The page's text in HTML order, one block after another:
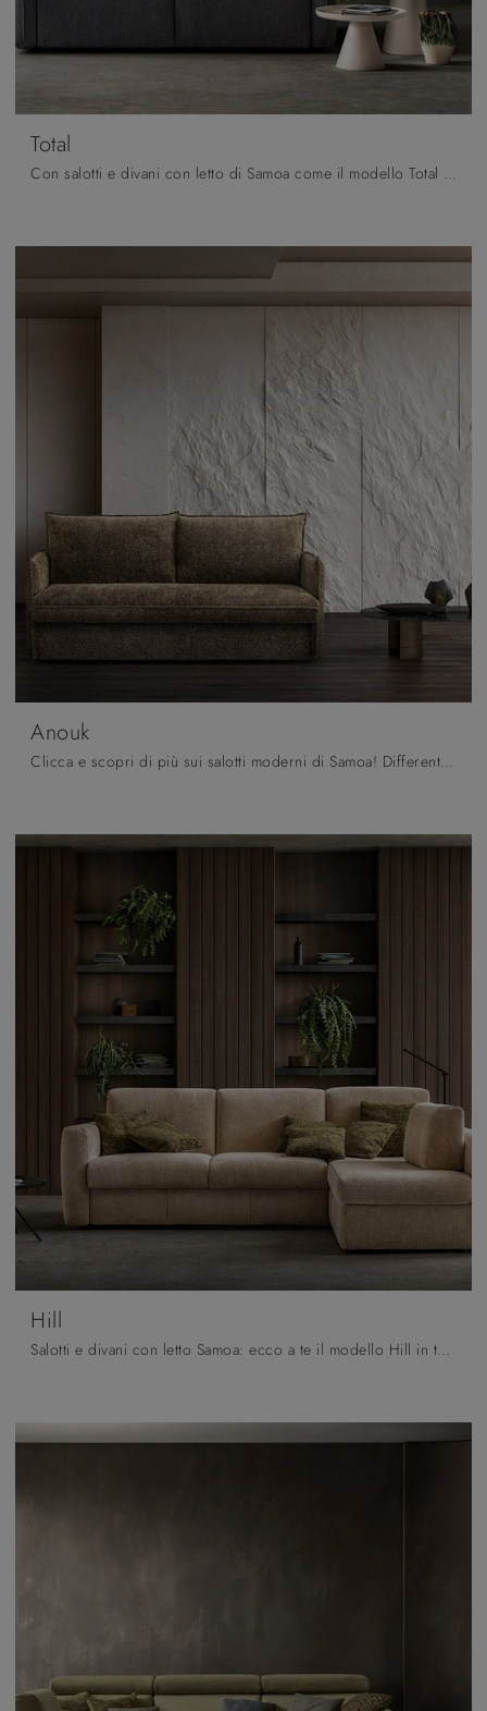
Total
Con salotti e divani con letto di Samoa come il modello Total in tessuto, potrai completare il tuo concept d'arredo.
Anouk
Clicca e scopri di più sui salotti moderni di Samoa! Differenti modelli di divani, come Anouk, ti aspettano.
Hill
Salotti e divani con letto Samoa: ecco a te il modello Hill in tessuto per completare la zona giorno.